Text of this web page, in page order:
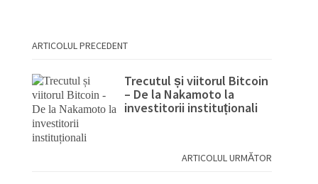
ARTICOLUL PRECEDENT
Trecutul și viitorul Bitcoin
– De la Nakamoto la
investitorii instituționali
ARTICOLUL URMĂTOR